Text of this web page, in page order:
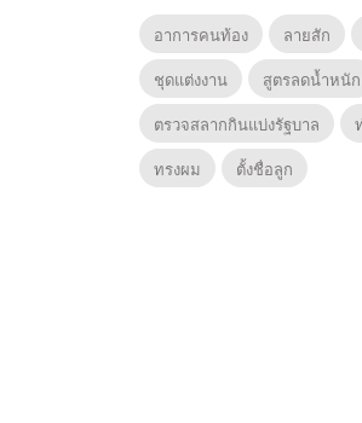
อาการคนท้อง ลายสัก
ชุดแต่งงาน
สูตรลดน้ำหนัก
ตรวจสลากกินแบ่งรัฐบาล
ทรงผม
ตั้งชื่อลูก